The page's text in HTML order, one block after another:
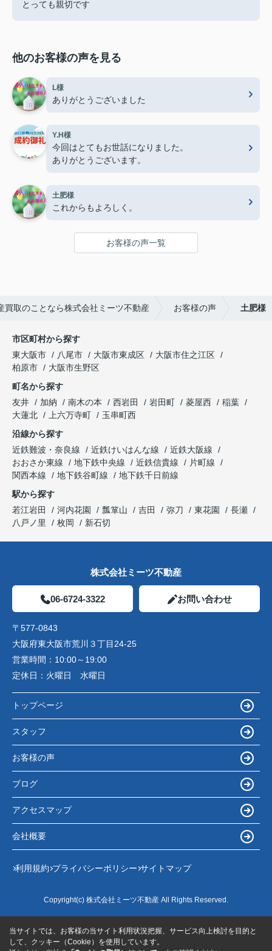
とっても親切です
他のお客様の声を見る
L様
ありがとうございました
Y.H様
今回はとてもお世話になりました。
ありがとうございます。
土肥様
これからもよろしく。
お客様の声一覧
買取のことなら株式会社ミーツ不動産 お客様の声 土肥様
市区町村から探す
東大阪市
八尾市 大阪市東成区
大阪市住之江区
柏原市
大阪市生野区
町名から探す
友井
加納 南木の本 西岩田 岩田町 菱屋西
稲葉
大蓮北
上六万寺町
玉串町西
沿線から探す
近鉄難波・奈良線
近鉄けいはんな線
近鉄大阪線
おおさか東線
地下鉄中央線 近鉄信貴線
片町線
関西本線
地下鉄谷町線
地下鉄千日前線
駅から探す
若江岩田
河内花園 瓢箪山 吉田 弥刀 東花園
長瀬
八戸ノ里
枚岡 新石切
株式会社ミーツ不動産
06-6724-3322 お問い合わせ
〒577-0843
大阪府東大阪市荒川３丁目24-25
営業時間： 10:00～19:00
定休日： 火曜日 水曜日
トップページ
スタッフ
お客様の声
ブログ
アクセスマップ
会社概要
利用規約 プライバシーポリシー サイトマップ
Copyright(c) 株式会社ミーツ不動産 All Rights Reserved.
当サイトでは、お客様の当サイト利用状況把握、サービス向上検討を目的と
して、クッキー（Cookie）を使用しています。